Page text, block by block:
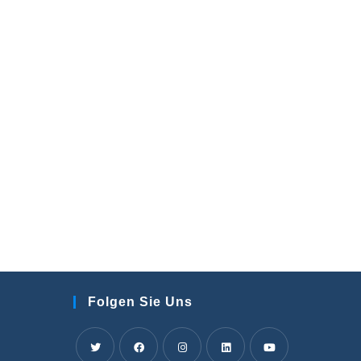
Folgen Sie Uns